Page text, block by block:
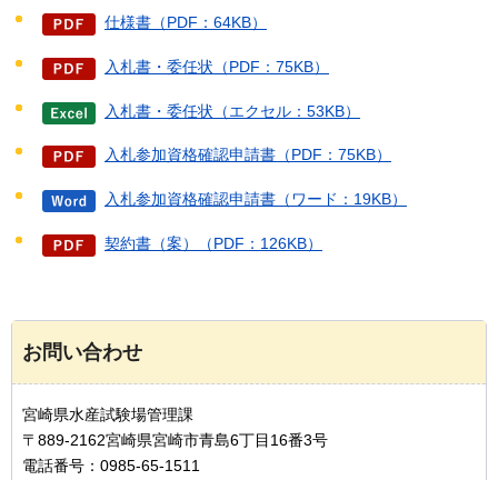
仕様書（PDF：64KB）
入札書・委任状（PDF：75KB）
入札書・委任状（エクセル：53KB）
入札参加資格確認申請書（PDF：75KB）
入札参加資格確認申請書（ワード：19KB）
契約書（案）（PDF：126KB）
お問い合わせ
宮崎県水産試験場管理課
〒889-2162宮崎県宮崎市青島6丁目16番3号
電話番号：0985-65-1511